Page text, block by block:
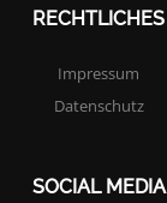
RECHTLICHES
Impressum
Datenschutz
SOCIAL MEDIA